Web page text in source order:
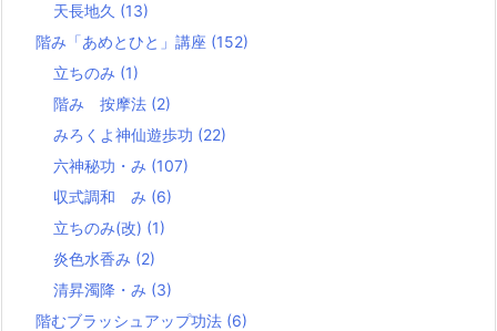
天長地久 (13)
階み「あめとひと」講座 (152)
立ちのみ (1)
階み 按摩法 (2)
みろくよ神仙遊歩功 (22)
六神秘功・み (107)
収式調和 み (6)
立ちのみ(改) (1)
炎色水香み (2)
清昇濁降・み (3)
階むブラッシュアップ功法 (6)